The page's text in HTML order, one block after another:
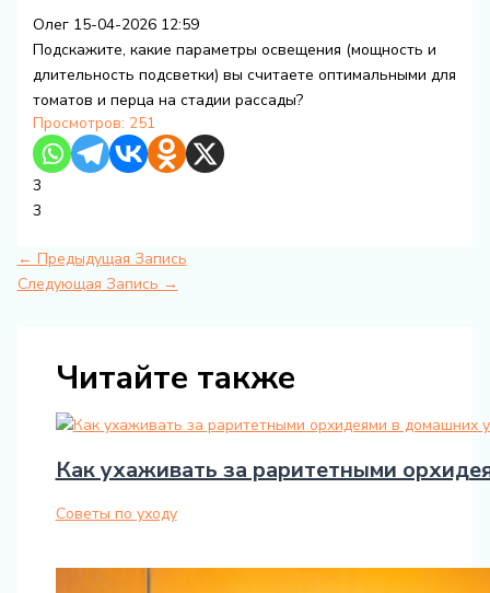
Олег 15-04-2026 12:59
Подскажите, какие параметры освещения (мощность и
длительность подсветки) вы считаете оптимальными для
томатов и перца на стадии рассады?
Просмотров: 251
3
3
← Предыдущая Запись
Следующая Запись →
Читайте также
Как ухаживать за раритетными
Советы по уходу